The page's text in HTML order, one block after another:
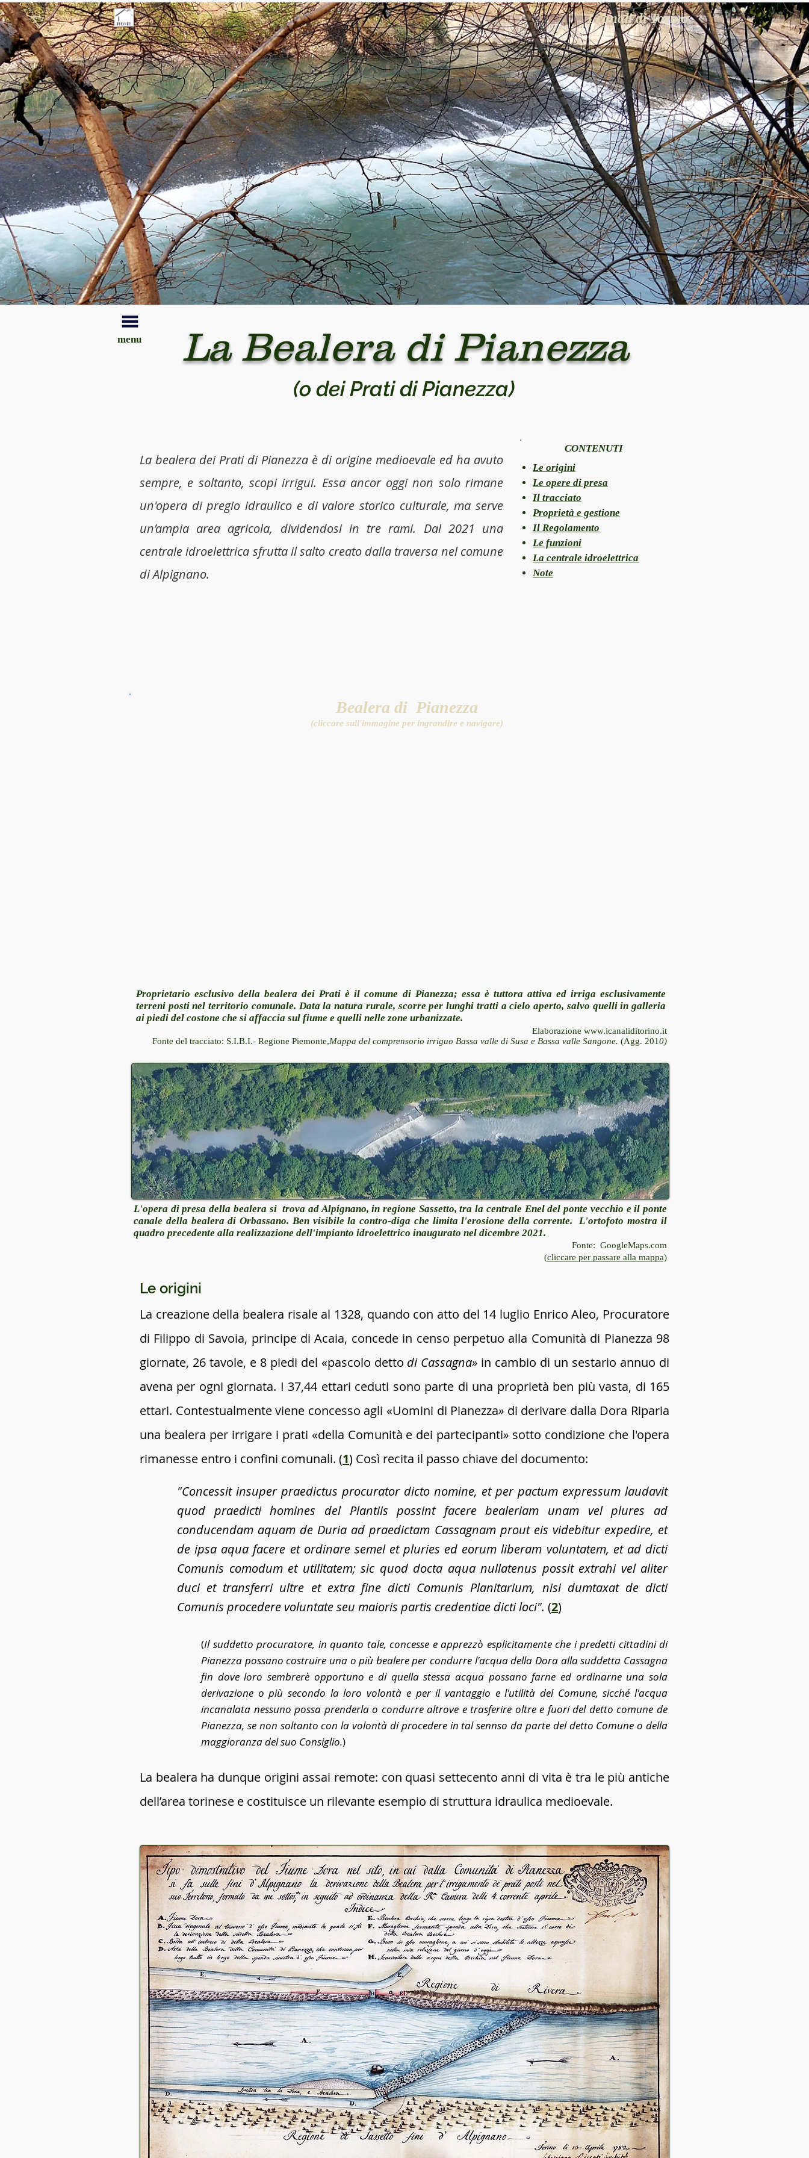
I canali di Torino
menu La Bealera di Pianezza
(o dei Prati di Pianezza)
La bealera dei Prati di Pianezza è di origine medioevale ed ha avuto
sempre, e soltanto, scopi irrigui. Essa ancor oggi non solo rimane
un'opera di pregio idraulico e di valore storico culturale, ma serve
un’ampia area agricola, dividendosi in tre rami. Dal 2021 una
centrale idroelettrica sfrutta il salto creato dalla traversa nel comune
di Alpignano.
CONTENUTI
Le origini
Le opere di presa
Il tracciato
Proprietà e gestione
Il Regolamento
Le funzioni
La centrale idroelettrica
Note
Bealera di Pianezza
(cliccare sull'immagine per ingrandire e navigare)
Proprietario esclusivo della bealera dei Prati è il comune di Pianezza; essa è tuttora attiva ed irriga esclusivamente
terreni posti nel territorio comunale. Data la natura rurale, scorre per lunghi tratti a cielo aperto, salvo quelli in galleria
ai piedi del costone che si affaccia sul fiume e quelli nelle zone urbanizzate.
Elaborazione www.icanaliditorino.it
Fonte del tracciato: S.I.B.I.- Regione Piemonte,Mappa del comprensorio irriguo Bassa valle di Susa e Bassa valle Sangone. (Agg. 2010)
L'opera di presa della bealera si trova ad Alpignano, in regione Sassetto, tra la centrale Enel del ponte vecchio e il ponte
canale della bealera di Orbassano. Ben visibile la contro-diga che limita l'erosione della corrente. L'ortofoto mostra il
quadro precedente alla realizzazione dell'impianto idroelettrico inaugurato nel dicembre 2021.
Fonte: GoogleMaps.com
(cliccare per passare alla mappa)
Le origini
La creazione della bealera risale al 1328, quando con atto del 14 luglio Enrico Aleo, Procuratore
di Filippo di Savoia, principe di Acaia, concede in censo perpetuo alla Comunità di Pianezza 98
giornate, 26 tavole, e 8 piedi del «pascolo detto di Cassagna» in cambio di un sestario annuo di
avena per ogni giornata. I 37,44 ettari ceduti sono parte di una proprietà ben più vasta, di 165
ettari. Contestualmente viene concesso agli «Uomini di Pianezza» di derivare dalla Dora Riparia
una bealera per irrigare i prati «della Comunità e dei partecipanti» sotto condizione che l'opera
rimanesse entro i confini comunali. (1) Così recita il passo chiave del documento:
"Concessit insuper praedictus procurator dicto nomine, et per pactum expressum laudavit
quod praedicti homines del Plantiis possint facere bealeriam unam vel plures ad
conducendam aquam de Duria ad praedictam Cassagnam prout eis videbitur expedire, et
de ipsa aqua facere et ordinare semel et pluries ed eorum liberam voluntatem, et ad dicti
Comunis comodum et utilitatem; sic quod docta aqua nullatenus possit extrahi vel aliter
duci et transferri ultre et extra fine dicti Comunis Planitarium, nisi dumtaxat de dicti
Comunis procedere voluntate seu maioris partis credentiae dicti loci". (2)
(Il suddetto procuratore, in quanto tale, concesse e apprezzò esplicitamente che i predetti cittadini di
Pianezza possano costruire una o più bealere per condurre l'acqua della Dora alla suddetta Cassagna
fin dove loro sembrerè opportuno e di quella stessa acqua possano farne ed ordinarne una sola
derivazione o più secondo la loro volontà e per il vantaggio e l'utilità del Comune, sicché l'acqua
incanalata nessuno possa prenderla o condurre altrove e trasferire oltre e fuori del detto comune de
Pianezza, se non soltanto con la volontà di procedere in tal sennso da parte del detto Comune o della
maggioranza del suo Consiglio.)
La bealera ha dunque origini assai remote: con quasi settecento anni di vita è tra le più antiche
dell’area torinese e costituisce un rilevante esempio di struttura idraulica medioevale.